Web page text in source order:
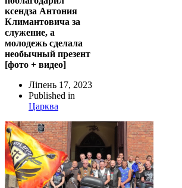
ксендза Антония
Климантовича за
служение, а
молодежь сделала
необычный презент
[фото + видео]
Ліпень 17, 2023
Published in
Царква